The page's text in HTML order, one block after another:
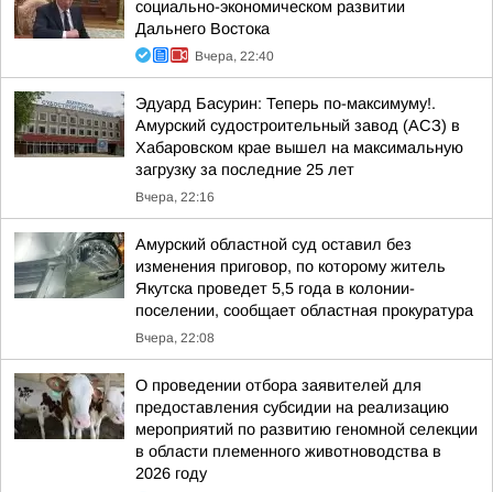
социально-экономическом развитии
Дальнего Востока
Вчера, 22:40
Эдуард Басурин: Теперь по-максимуму!.
Амурский судостроительный завод (АСЗ) в
Хабаровском крае вышел на максимальную
загрузку за последние 25 лет
Вчера, 22:16
Амурский областной суд оставил без
изменения приговор, по которому житель
Якутска проведет 5,5 года в колонии-
поселении, сообщает областная прокуратура
Вчера, 22:08
О проведении отбора заявителей для
предоставления субсидии на реализацию
мероприятий по развитию геномной селекции
в области племенного животноводства в
2026 году